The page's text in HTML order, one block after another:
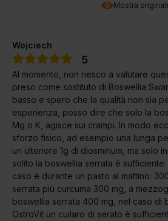
Mostra
Wojciech
5
Al momento, non riesco a valutare
preso come sostituto di Boswellia
basso e spero che la qualità non sia
esperienza, posso dire che solo la
Mg o K, agisce sui crampi. In modo
sforzo fisico, ad esempio una lunga
un ulteriore 1g di diosminum, ma solo
solito la boswellia serrata è
caso è durante un pasto al mattino:
serrata più curcuma 300 mg, a
boswellia serrata 400 mg, nel caso di
OstroVit un cuilaro di serato è